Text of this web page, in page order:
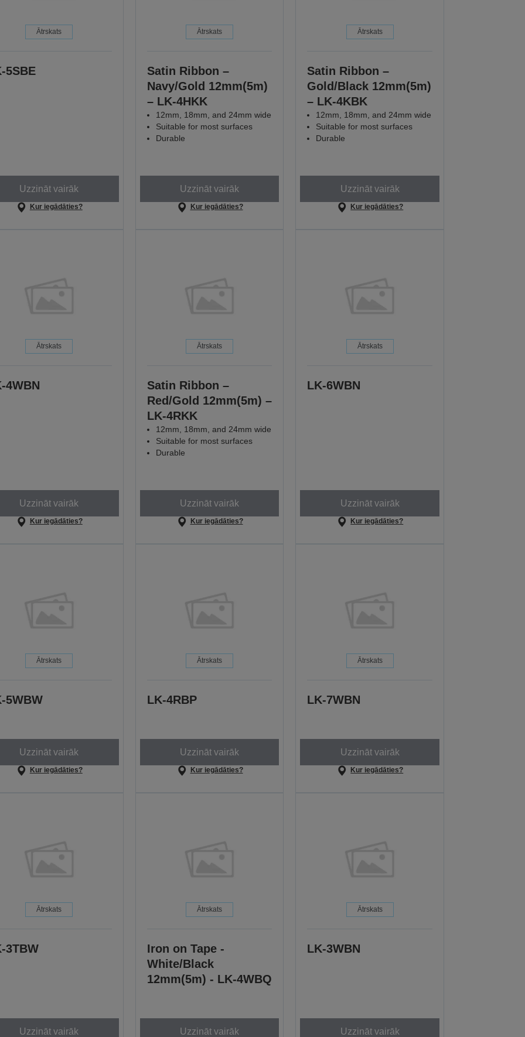
Ātrskats
5SBE
Uzzināt vairāk
Kur iegādāties?
Ātrskats
Satin Ribbon –
Navy/Gold 12mm(5m)
– LK-4HKK
12mm, 18mm, and 24mm wide
Suitable for most surfaces
Durable
Uzzināt vairāk
Kur iegādāties?
Ātrskats
Satin Ribbon –
Gold/Black 12mm(5m)
– LK-4KBK
12mm, 18mm, and 24mm wide
Suitable for most surfaces
Durable
Uzzināt vairāk
Kur iegādāties?
Ātrskats
4WBN
Uzzināt vairāk
Kur iegādāties?
Ātrskats
Satin Ribbon –
Red/Gold 12mm(5m) –
LK-4RKK
12mm, 18mm, and 24mm wide
Suitable for most surfaces
Durable
Uzzināt vairāk
Kur iegādāties?
Ātrskats
LK-6WBN
Uzzināt vairāk
Kur iegādāties?
Ātrskats
5WBW
Uzzināt vairāk
Kur iegādāties?
Ātrskats
LK-4RBP
Uzzināt vairāk
Kur iegādāties?
Ātrskats
LK-7WBN
Uzzināt vairāk
Kur iegādāties?
Ātrskats
3TBW
Uzzināt vairāk
Ātrskats
Iron on Tape -
White/Black
12mm(5m) - LK-4WBQ
Uzzināt vairāk
Ātrskats
LK-3WBN
Uzzināt vairāk